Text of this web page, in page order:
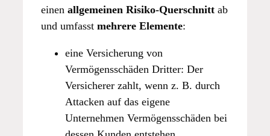
einen allgemeinen Risiko-Querschnitt ab
und umfasst mehrere Elemente:
eine Versicherung von
Vermögensschäden Dritter: Der
Versicherer zahlt, wenn z. B. durch
Attacken auf das eigene
Unternehmen Vermögensschäden bei